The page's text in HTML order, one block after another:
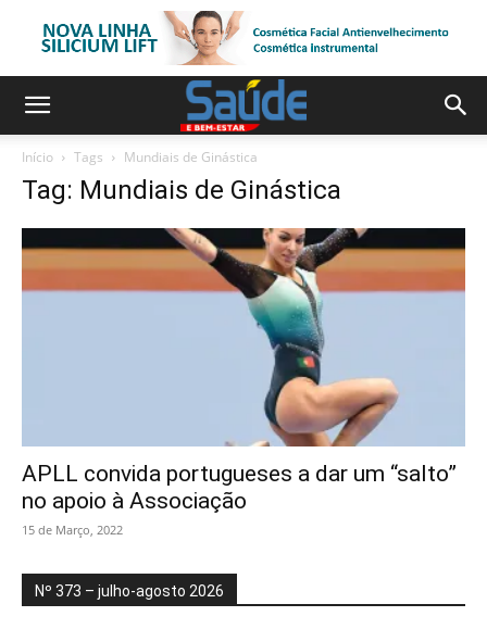
Início Tags Mundiais de Ginástica
Tag: Mundiais de Ginástica
APLL convida portugueses a dar um “salto”
no apoio à Associação
15 de Março, 2022
Nº 373 – julho-agosto 2026